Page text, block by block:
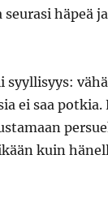
häpeä
syyllisyys:
ei saa potkia.
kuin